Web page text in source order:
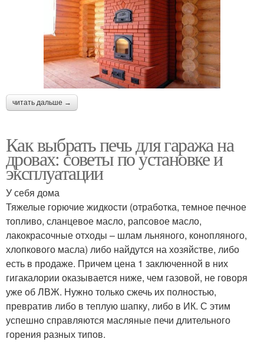
читать дальше →
Как выбрать печь для гаража на
дровах: советы по установке и
эксплуатации
У себя дома
Тяжелые горючие жидкости (отработка, темное печное
топливо, сланцевое масло, рапсовое масло,
лакокрасочные отходы – шлам льняного, конопляного,
хлопкового масла) либо найдутся на хозяйстве, либо
есть в продаже. Причем цена 1 заключенной в них
гигакалории оказывается ниже, чем газовой, не говоря
уже об ЛВЖ. Нужно только сжечь их полностью,
превратив либо в теплую шапку, либо в ИК. С этим
успешно справляются масляные печи длительного
горения разных типов.